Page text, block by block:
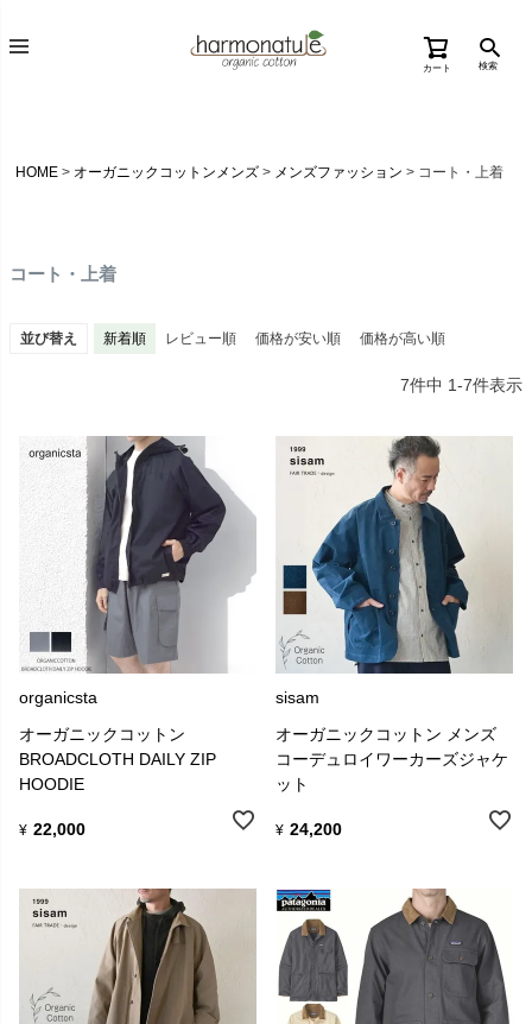
カート 検索
HOME オーガニックコットンメンズ メンズファッション コート・上着
コート・上着
並び替え 新着順 レビュー順 価格が安い順 価格が高い順
7件中 1-7件表示
organicsta
オーガニックコットン
BROADCLOTH DAILY ZIP
HOODIE
¥ 22,000
sisam
オーガニックコットン メンズ
コーデュロイワーカーズジャケ
ット
¥ 24,200